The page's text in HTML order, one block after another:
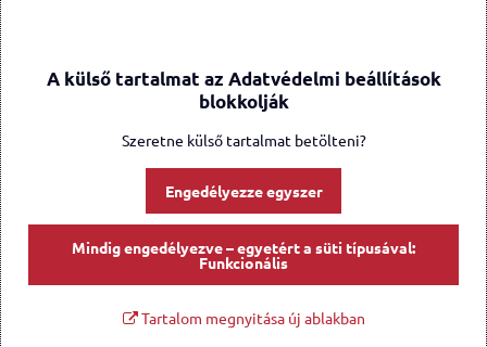
A külső tartalmat az Adatvédelmi beállítások
blokkolják
Szeretne külső tartalmat betölteni?
Engedélyezze egyszer
Mindig engedélyezve – egyetért a süti típusával:
Funkcionális
Tartalom megnyitása új ablakban